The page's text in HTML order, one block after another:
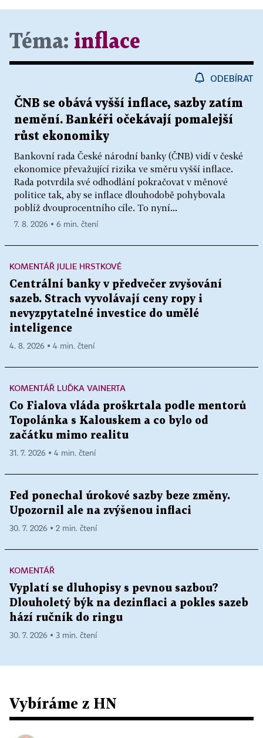
Téma: inflace
ODEBÍRAT
ČNB se obává vyšší inflace, sazby zatím
nemění. Bankéři očekávají pomalejší
růst ekonomiky
Bankovní rada České národní banky (ČNB) vidí v české
ekonomice převažující rizika ve směru vyšší inflace.
Rada potvrdila své odhodlání pokračovat v měnové
politice tak, aby se inflace dlouhodobě pohybovala
poblíž dvouprocentního cíle. To nyní...
7. 8. 2026 ▪ 6 min. čtení
KOMENTÁŘ JULIE HRSTKOVÉ
Centrální banky v předvečer zvyšování
sazeb. Strach vyvolávají ceny ropy i
nevyzpytatelné investice do umělé
inteligence
4. 8. 2026 ▪ 4 min. čtení
KOMENTÁŘ LUĎKA VAINERTA
Co Fialova vláda proškrtala podle mentorů
Topolánka s Kalouskem a co bylo od
začátku mimo realitu
31. 7. 2026 ▪ 4 min. čtení
Fed ponechal úrokové sazby beze změny.
Upozornil ale na zvýšenou inflaci
30. 7. 2026 ▪ 2 min. čtení
KOMENTÁŘ
Vyplatí se dluhopisy s pevnou sazbou?
Dlouholetý býk na dezinflaci a pokles sazeb
hází ručník do ringu
30. 7. 2026 ▪ 3 min. čtení
Vybíráme z HN